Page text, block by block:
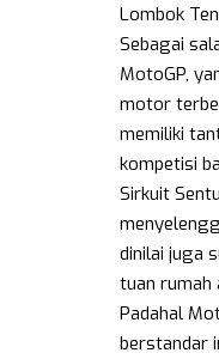
Lombok
Sebagai
MotoGP,
motor
memiliki
kompetisi
Sirkuit
dinilai juga
tuan rumah
Padahal
berstandar